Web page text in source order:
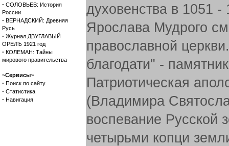
· СОЛОВЬЕВ: История
России
· ВЕРНАДСКИЙ: Древняя
Русь
· Журнал ДВУГЛАВЫЙ
ОРЕЛЪ 1921 год
· КОЛЕМАН: Тайны
мирового правительства
~Сервисы~
· Поиск по сайту
· Статистика
· Навигация
духовенства в 1051
Ярослава Мудрого
православной
благодати" -
Патриотическая
(Владимира
воспевание
четырьми копци